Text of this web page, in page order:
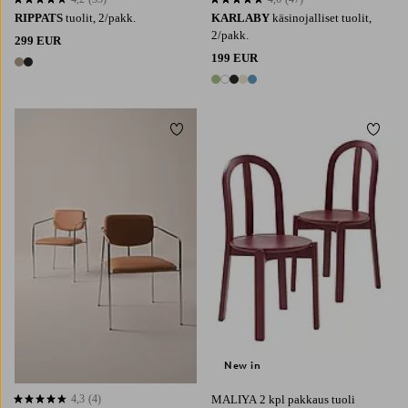
RIPPATS tuolit, 2/pakk.
299 EUR
2 värejä
KARLABY käsinojalliset tuolit,
2/pakk.
199 EUR
5 värejä
4,3 perustuen 4 arvosanaan
4,3 (4)
Lisää suosikkeihin
MALIYA 2 kpl pakkaus tuoli
New in
Lisää